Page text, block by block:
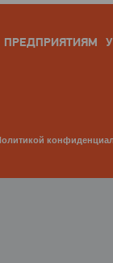
ПРЕДПРИЯТИЯМ